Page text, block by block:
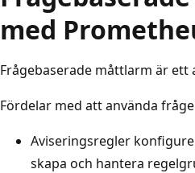
med
Frågebaserade måttlarm är
Fördelar med att använda
Aviseringsregler
skapa och hantera